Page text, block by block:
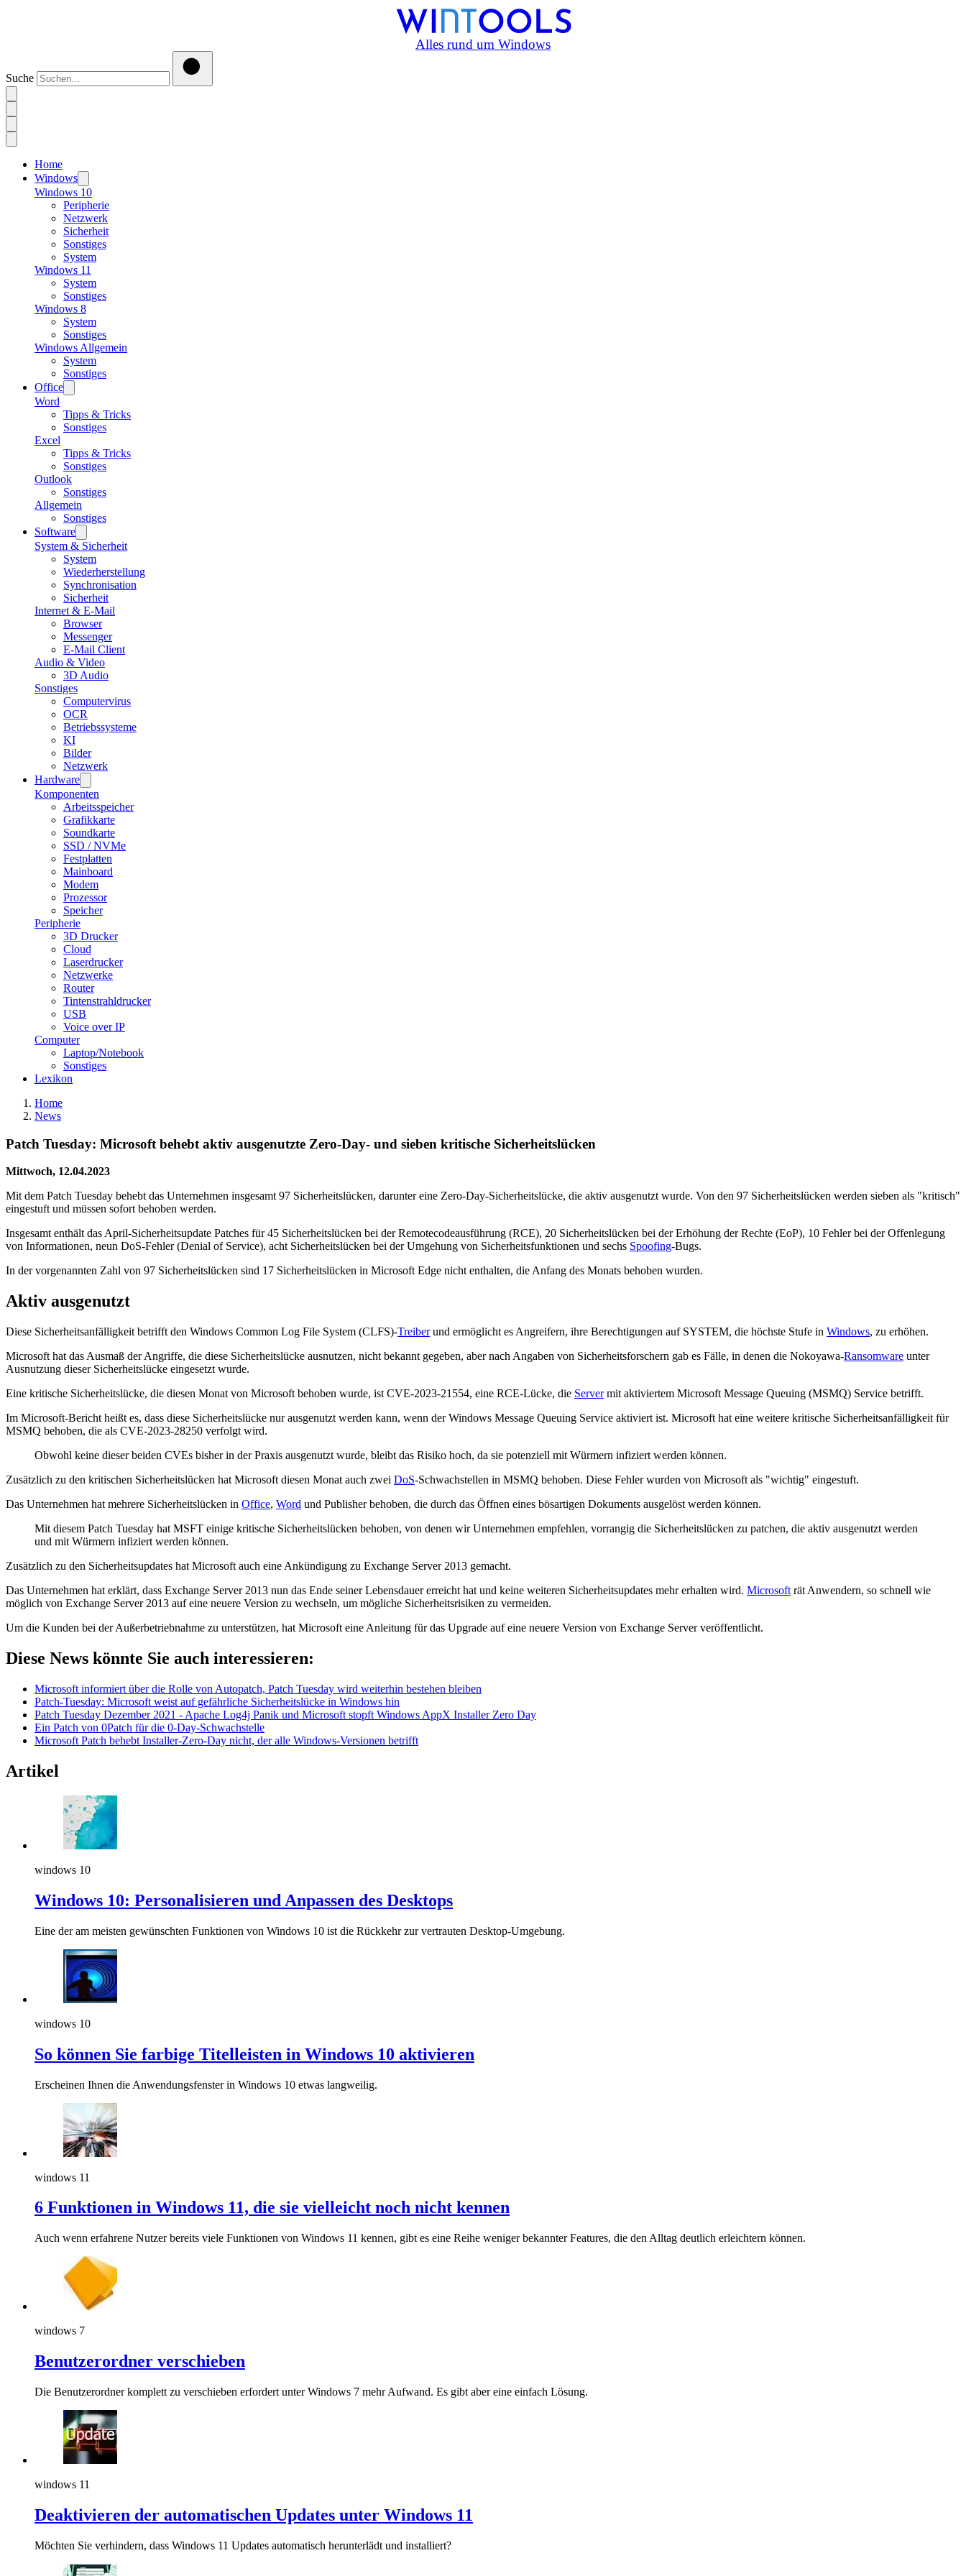
Alles rund um Windows
Suche
Home
Windows
Windows 10
Peripherie
Netzwerk
Sicherheit
Sonstiges
System
Windows 11
System
Sonstiges
Windows 8
System
Sonstiges
Windows Allgemein
System
Sonstiges
Office
Word
Tipps & Tricks
Sonstiges
Excel
Tipps & Tricks
Sonstiges
Outlook
Sonstiges
Allgemein
Sonstiges
Software
System & Sicherheit
System
Wiederherstellung
Synchronisation
Sicherheit
Internet & E-Mail
Browser
Messenger
E-Mail Client
Audio & Video
3D Audio
Sonstiges
Computervirus
OCR
Betriebssysteme
KI
Bilder
Netzwerk
Hardware
Komponenten
Arbeitsspeicher
Grafikkarte
Soundkarte
SSD / NVMe
Festplatten
Mainboard
Modem
Prozessor
Speicher
Peripherie
3D Drucker
Cloud
Laserdrucker
Netzwerke
Router
Tintenstrahldrucker
USB
Voice over IP
Computer
Laptop/Notebook
Sonstiges
Lexikon
Home
News
Patch Tuesday: Microsoft behebt aktiv ausgenutzte Zero-Day- und sieben kritische Sicherheitslücken
Mittwoch, 12.04.2023
Mit dem Patch Tuesday behebt das Unternehmen insgesamt 97 Sicherheitslücken, darunter eine Zero-Day-Sicherheitslücke, die aktiv ausgenutzt wurde. Von den 97 Sicherheitslücken werden sieben als "kritisch"
eingestuft und müssen sofort behoben werden.
Insgesamt enthält das April-Sicherheitsupdate Patches für 45 Sicherheitslücken bei der Remotecodeausführung (RCE), 20 Sicherheitslücken bei der Erhöhung der Rechte (EoP), 10 Fehler bei der Offenlegung
von Informationen, neun DoS-Fehler (Denial of Service), acht Sicherheitslücken bei der Umgehung von Sicherheitsfunktionen und sechs Spoofing-Bugs.
In der vorgenannten Zahl von 97 Sicherheitslücken sind 17 Sicherheitslücken in Microsoft Edge nicht enthalten, die Anfang des Monats behoben wurden.
Aktiv ausgenutzt
Diese Sicherheitsanfälligkeit betrifft den Windows Common Log File System (CLFS)-Treiberund ermöglicht es Angreifern, ihre Berechtigungen auf SYSTEM, die höchste Stufe in Windows, zu erhöhen.
Microsoft hat das Ausmaß der Angriffe, die diese Sicherheitslücke ausnutzen, nicht bekannt gegeben, aber nach Angaben von Sicherheitsforschern gab es Fälle, in denen die Nokoyawa-Ransomware unter
Ausnutzung dieser Sicherheitslücke eingesetzt wurde.
Eine kritische Sicherheitslücke, die diesen Monat von Microsoft behoben wurde, ist CVE-2023-21554, eine RCE-Lücke, die Servermit aktiviertem Microsoft Message Queuing (MSMQ) Service betrifft.
Im Microsoft-Bericht heißt es, dass diese Sicherheitslücke nur ausgenutzt werden kann, wenn der Windows Message Queuing Service aktiviert ist. Microsoft hat eine weitere kritische Sicherheitsanfälligkeit für
MSMQ behoben, die als CVE-2023-28250 verfolgt wird.
Obwohl keine dieser beiden CVEs bisher in der Praxis ausgenutzt wurde, bleibt das Risiko hoch, da sie potenziell mit Würmern infiziert werden können.
Zusätzlich zu den kritischen Sicherheitslücken hat Microsoft diesen Monat auch zwei DoS-Schwachstellen in MSMQ behoben. Diese Fehler wurden von Microsoft als "wichtig" eingestuft.
Das Unternehmen hat mehrere Sicherheitslücken in Office, Word und Publisher behoben, die durch das Öffnen eines bösartigen Dokuments ausgelöst werden können.
Mit diesem Patch Tuesday hat MSFT einige kritische Sicherheitslücken behoben, von denen wir Unternehmen empfehlen, vorrangig die Sicherheitslücken zu patchen, die aktiv ausgenutzt werden
und mit Würmern infiziert werden können.
Zusätzlich zu den Sicherheitsupdates hat Microsoft auch eine Ankündigung zu Exchange Server 2013 gemacht.
Das Unternehmen hat erklärt, dass Exchange Server 2013 nun das Ende seiner Lebensdauer erreicht hat und keine weiteren Sicherheitsupdates mehr erhalten wird. Microsoft rät Anwendern, so schnell wie
möglich von Exchange Server 2013 auf eine neuere Version zu wechseln, um mögliche Sicherheitsrisiken zu vermeiden.
Um die Kunden bei der Außerbetriebnahme zu unterstützen, hat Microsoft eine Anleitung für das Upgrade auf eine neuere Version von Exchange Server veröffentlicht.
Diese News könnte Sie auch interessieren:
Microsoft informiert über die Rolle von Autopatch, Patch Tuesday wird weiterhin bestehen bleiben
Patch-Tuesday: Microsoft weist auf gefährliche Sicherheitslücke in Windows hin
Patch Tuesday Dezember 2021 - Apache Log4j Panik und Microsoft stopft Windows AppX Installer Zero Day
Ein Patch von 0Patch für die 0-Day-Schwachstelle
Microsoft Patch behebt Installer-Zero-Day nicht, der alle Windows-Versionen betrifft
Artikel
windows 10
Windows 10: Personalisieren und Anpassen des Desktops
Eine der am meisten gewünschten Funktionen von Windows 10 ist die Rückkehr zur vertrauten Desktop-Umgebung.
windows 10
So können Sie farbige Titelleisten in Windows 10 aktivieren
Erscheinen Ihnen die Anwendungsfenster in Windows 10 etwas langweilig.
windows 11
6 Funktionen in Windows 11, die sie vielleicht noch nicht kennen
Auch wenn erfahrene Nutzer bereits viele Funktionen von Windows 11 kennen, gibt es eine Reihe weniger bekannter Features, die den Alltag deutlich erleichtern können.
windows 7
Benutzerordner verschieben
Die Benutzerordner komplett zu verschieben erfordert unter Windows 7 mehr Aufwand. Es gibt aber eine einfach Lösung.
windows 11
Deaktivieren der automatischen Updates unter Windows 11
Möchten Sie verhindern, dass Windows 11 Updates automatisch herunterlädt und installiert?